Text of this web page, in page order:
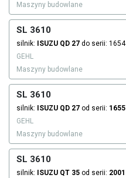
Maszyny budowlane
SL 3610
silnik: ISUZU QD 27 do serii: 1654
GEHL
Maszyny budowlane
SL 3610
silnik: ISUZU QD 27 od serii: 1655
GEHL
Maszyny budowlane
SL 3610
silnik: ISUZU QT 35 od serii: 2001